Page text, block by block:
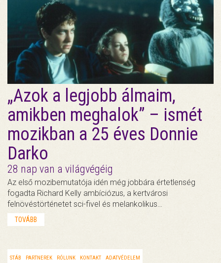
„Azok a legjobb álmaim,
amikben meghalok” – ismét
mozikban a 25 éves Donnie
Darko
28 nap van a világvégéig
Az első mozibemutatója idén még jobbára értetlenség
fogadta Richard Kelly ambíciózus, a kertvárosi
felnövéstörténetet sci-fivel és melankolikus…
TOVÁBB
STÁB PARTNEREK RÓLUNK KONTAKT ADATVÉDELEM